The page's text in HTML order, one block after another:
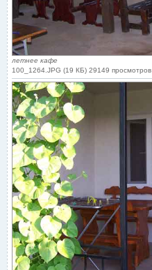
летнее кафе
100_1264.JPG (19 КБ) 29149 просмотров